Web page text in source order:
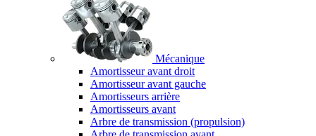
Mécanique
Amortisseur avant droit
Amortisseur avant gauche
Amortisseurs arrière
Amortisseurs avant
Arbre de transmission (propulsion)